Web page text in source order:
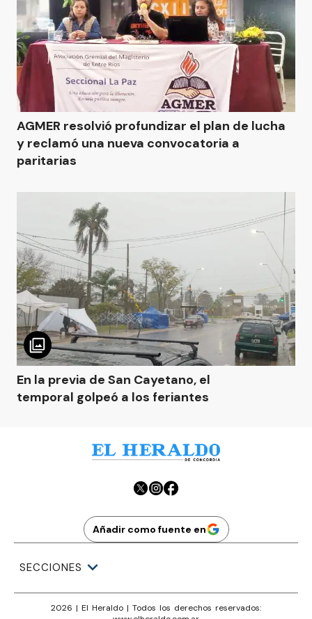
AGMER resolvió profundizar el plan de lucha
y reclamó una nueva convocatoria a
paritarias
En la previa de San Cayetano, el
temporal golpeó a los feriantes
Añadir como fuente en
SECCIONES
2026 | El Heraldo | Todos los derechos reservados: